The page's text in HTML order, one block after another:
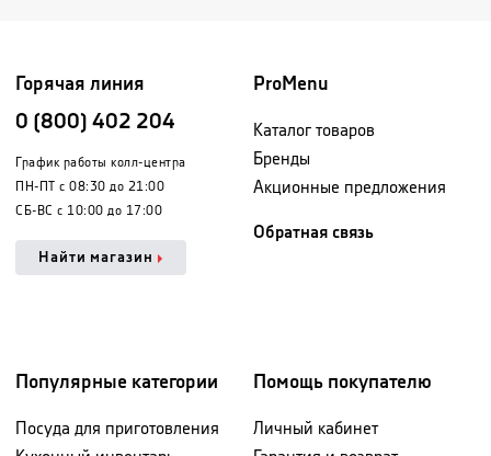
Горячая линия
0 (800) 402 204
График работы колл-центра
ПН-ПТ с 08:30 до 21:00
СБ-ВС с 10:00 до 17:00
Найти магазин
ProMenu
Каталог товаров
Бренды
Акционные предложения
Обратная связь
Популярные категории
Посуда для приготовления
Помощь покупателю
Личный кабинет